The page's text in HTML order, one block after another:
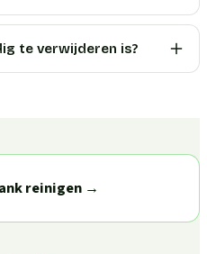
te verwijderen is?
reinigen→